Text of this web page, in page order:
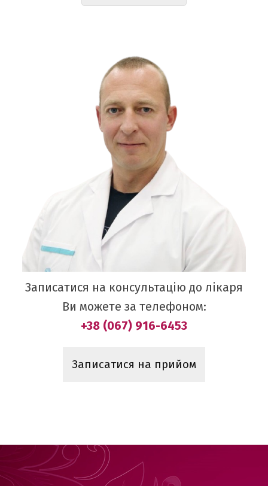
Записатися на консультацію до лікаря
Ви можете за телефоном:
+38 (067) 916-6453
Записатися на прийом